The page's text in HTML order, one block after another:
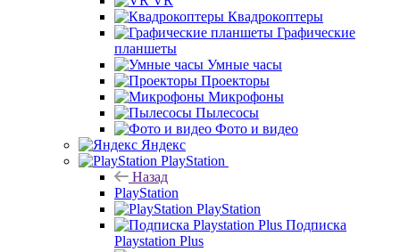
Квадрокоптеры
Графические
планшеты
Умные часы
Проекторы
Микрофоны
Пылесосы
Фото и видео
Яндекс
PlayStation
Назад
PlayStation
PlayStation
Подписка
Playstation Plus